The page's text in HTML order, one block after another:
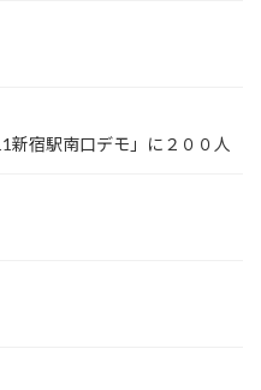
新宿駅南口デモ」に２００人